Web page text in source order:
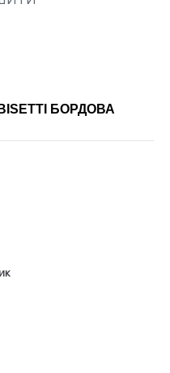
БОРДОВА